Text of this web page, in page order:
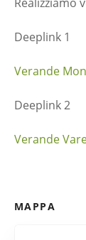
Deeplink 1
Verande
Deeplink 2
Verande
MAPPA